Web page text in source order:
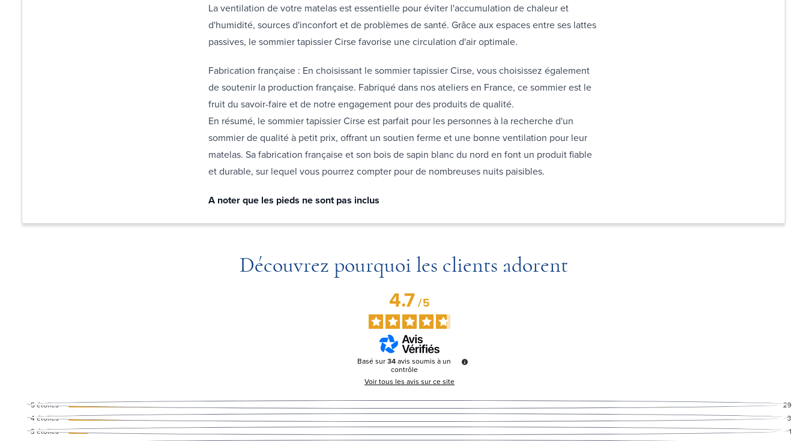
La ventilation de votre matelas est essentielle pour éviter l'accumulation de chaleur et
d'humidité, sources d'inconfort et de problèmes de santé. Grâce aux espaces entre ses lattes
passives, le sommier tapissier Cirse favorise une circulation d'air optimale.
Fabrication française : En choisissant le sommier tapissier Cirse, vous choisissez également
de soutenir la production française. Fabriqué dans nos ateliers en France, ce sommier est le
fruit du savoir-faire et de notre engagement pour des produits de qualité.
En résumé, le sommier tapissier Cirse est parfait pour les personnes à la recherche d'un
sommier de qualité à petit prix, offrant un soutien ferme et une bonne ventilation pour leur
matelas. Sa fabrication française et son bois de sapin blanc du nord en font un produit fiable
et durable, sur lequel vous pourrez compter pour de nombreuses nuits paisibles.
A noter que les pieds ne sont pas inclus
Découvrez pourquoi les clients adorent
4.7/5
Basé sur34avis soumis à un
contrôle
Voir tous les avis sur ce site
5étoiles
29
4étoiles
3
3 étoiles
1